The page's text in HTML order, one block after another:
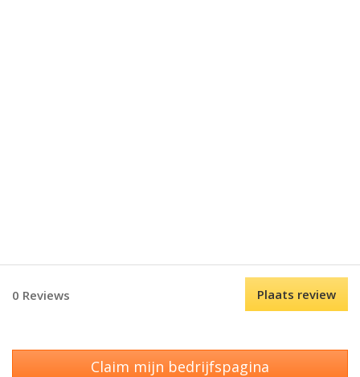
0 Reviews Plaats review
Claim mijn bedrijfspagina